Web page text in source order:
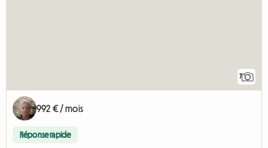
7
992 € / mois
Réponse rapide